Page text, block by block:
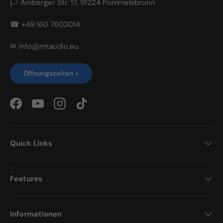
🏳 Amberger Str. 17, 91224 Pommelsbrunn
☎ +49 160 7603014
✉ info@mtaudio.eu
Öffnungszeiten >
FacebookYouTubeInstagramTikTok
Quick Links
Features
Informationen